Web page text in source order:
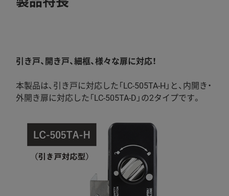
引き戸、開き戸、細框、様々な扉に対応！
本製品は、引き戸に対応した「LC-505TA-H」と、内開き・
外開き扉に対応した「LC-505TA-D」の2タイプです。